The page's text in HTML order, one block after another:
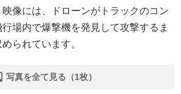
像には、ドローンがトラックのコン
場内で爆撃機を発見して攻撃するま
られています。
写真を全て見る（1枚）